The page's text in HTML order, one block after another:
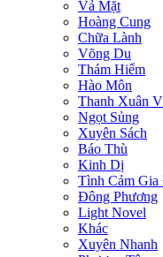
Vả Mặt
Hoàng Cung
Chữa Lành
Võng Du
Thám Hiểm
Hào Môn
Thanh Xuân
Ngọt Sủng
Xuyên Sách
Báo Thù
Kinh Dị
Tình Cảm
Đông Phương
Light Novel
Khác
Xuyên Nhanh